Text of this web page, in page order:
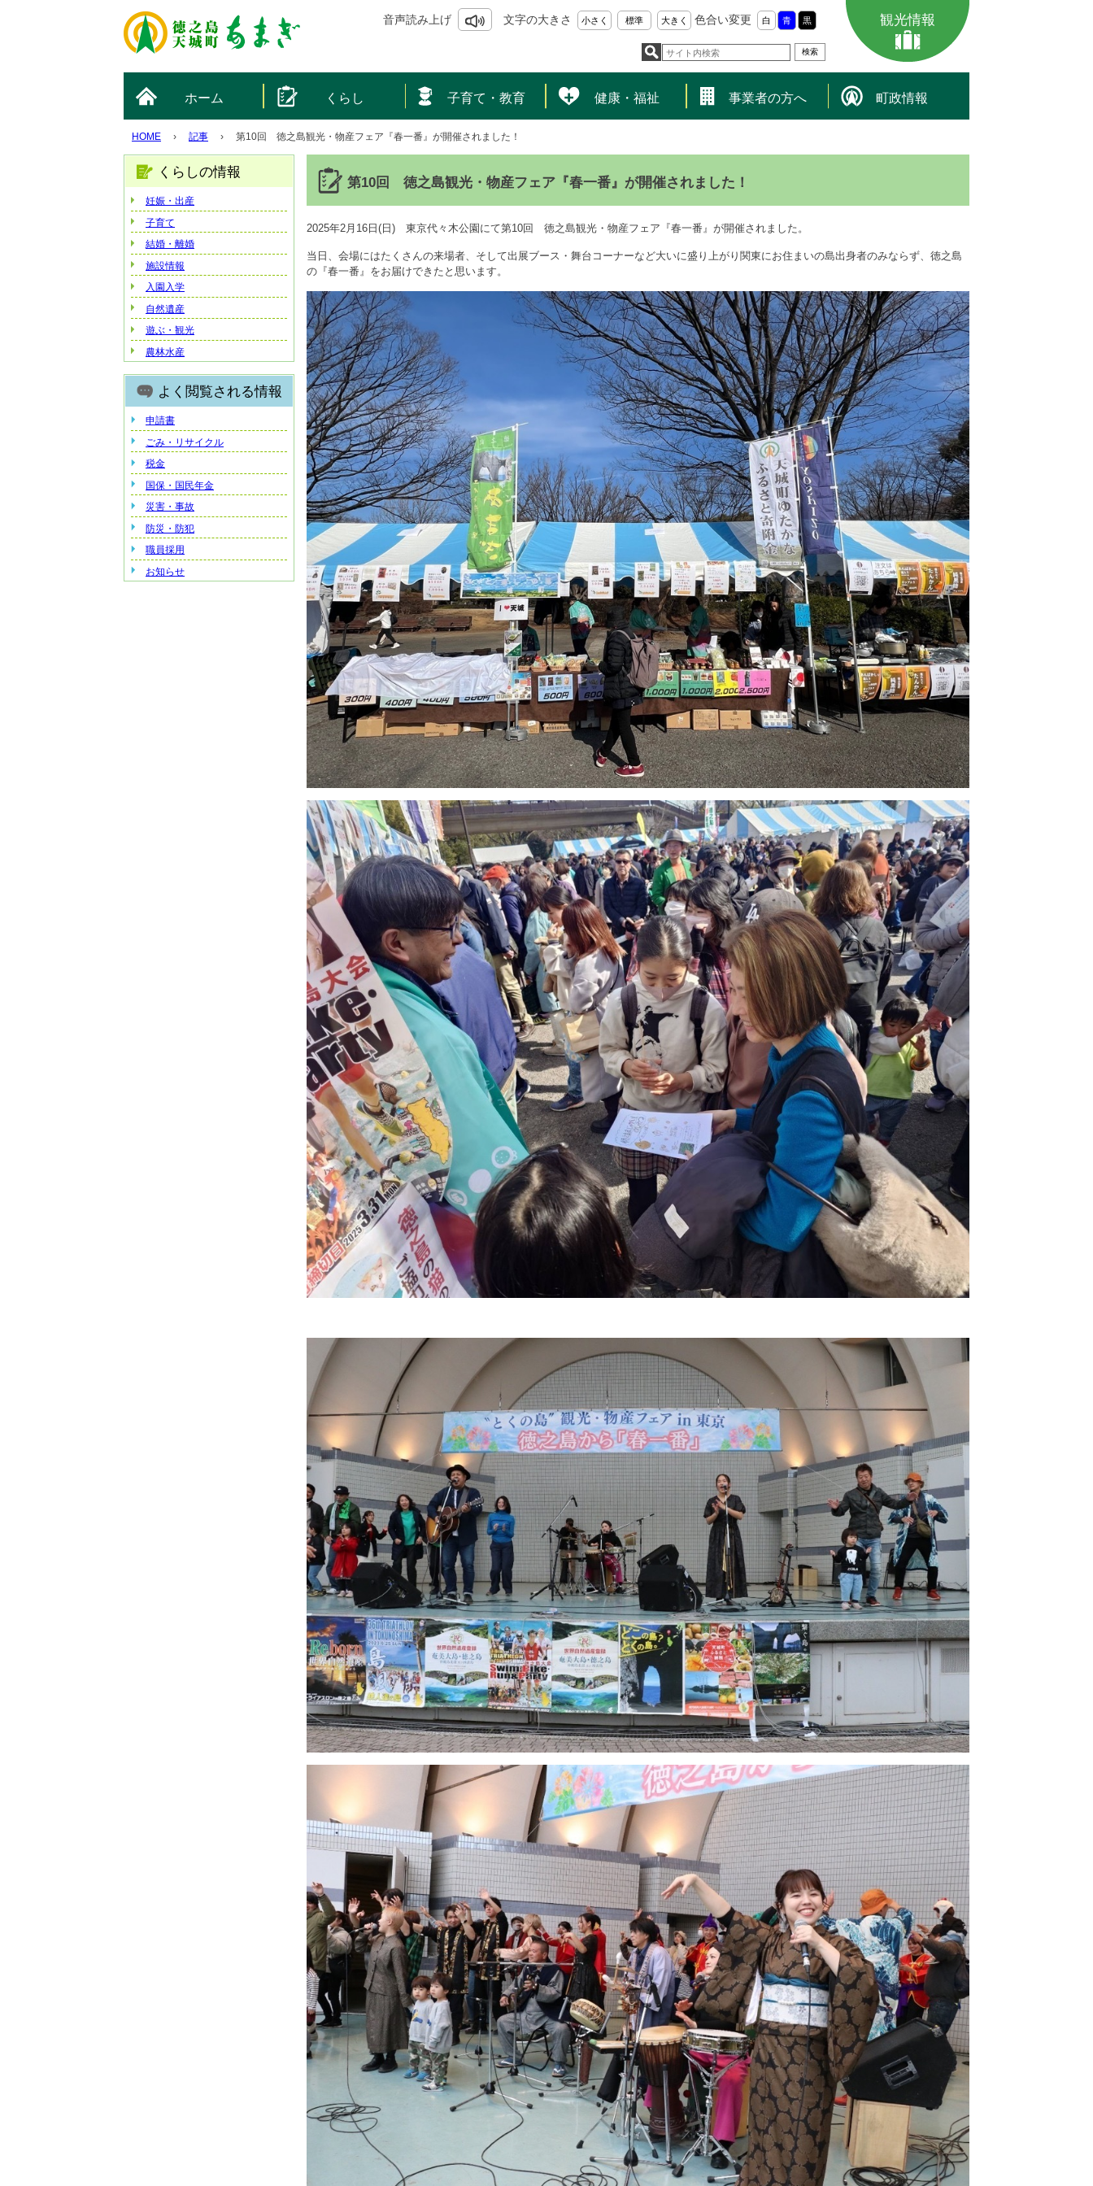
音声読み上げ 文字の大きさ 小さく 標準 大きく 色合い変更 白 青 黒 観光情報
ホーム くらし 子育て・教育 健康・福祉 事業者の方へ 町政情報
HOME › 記事 › 第10回 徳之島観光・物産フェア『春一番』が開催されました！
第10回 徳之島観光・物産フェア『春一番』が開催されました！
2025年2月16日(日) 東京代々木公園にて第10回 徳之島観光・物産フェア『春一番』が開催されました。
当日、会場にはたくさんの来場者、そして出展ブース・舞台コーナーなど大いに盛り上がり関東にお住まいの島出身者のみならず、徳之島
の『春一番』をお届けできたと思います。
くらしの情報
妊娠・出産
子育て
結婚・離婚
施設情報
入園入学
自然遺産
遊ぶ・観光
農林水産
よく閲覧される情報
申請書
ごみ・リサイクル
税金
国保・国民年金
災害・事故
防災・防犯
職員採用
お知らせ